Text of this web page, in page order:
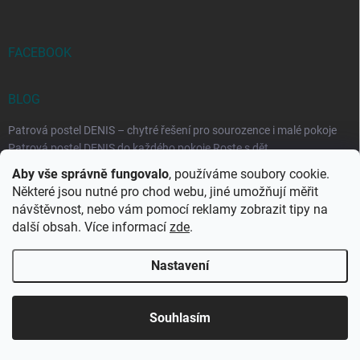
Aby vše správně fungovalo, používáme soubory cookie.
Některé jsou nutné pro chod webu, jiné umožňují měřit
návštěvnost, nebo vám pomocí reklamy zobrazit tipy na
další obsah. Více informací zde.
Nastavení
Souhlasím
FACEBOOK
BLOG
Patrová postel DENIS – chytré řešení pro sourozence i malé pokoje
Patrová postel DENIS do každého pokoje Roste s dět...
Rozkládací postele RELAX – ideální řešení pro malé prostory i
každodenní spaní
Rozkládací postel, která se přizpůsobí vašemu živo...
Copyright 2026DK-obchod.cz. Všechna práva vyhrazena.Upravit
nastavení cookies